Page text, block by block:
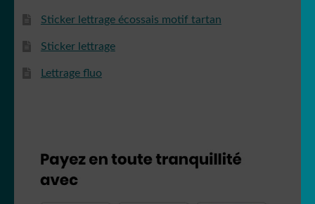
Sticker lettrage écossais motif tartan
Sticker lettrage
Lettrage fluo